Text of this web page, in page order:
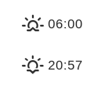
06:00
20:57